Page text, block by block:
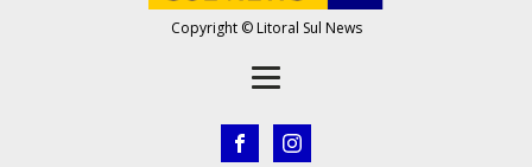
Copyright © Litoral Sul News